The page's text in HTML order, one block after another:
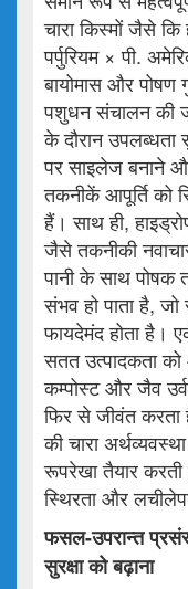
चारा किस्मों जैसे
पर्पुरियम × पी.
बायोमास और पोषण
पशुधन संचालन की
के दौरान
पर साइलेज बनाने
तकनीकें आपूर्ति को
हैं। साथ ही,
जैसे तकनीकी
पानी के साथ पोषक
संभव हो पाता है,
फायदेमंद होता है।
सतत उत्पादकता
कम्पोस्ट और जैव
फिर से जीवंत करता
की चारा
रूपरेखा तैयार करती
स्थिरता और
फसल-उपरान्त
सुरक्षाकोबढ़ाना